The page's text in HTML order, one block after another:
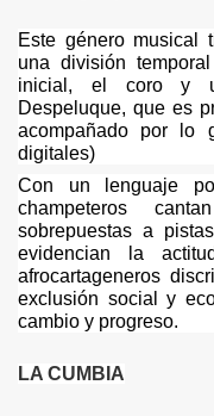
Este género musical
una división
inicial, el coro y
Despeluque, que es
acompañado por lo
digitales)
Con un lenguaje
champeteros
sobrepuestas a
evidencian la
afrocartageneros
exclusión social y
cambio y progreso.
LA CUMBIA